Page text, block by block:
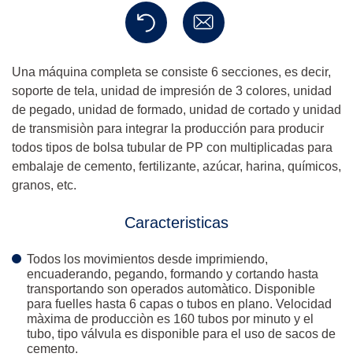
Una máquina completa se consiste 6 secciones, es decir,
soporte de tela, unidad de impresión de 3 colores, unidad
de pegado, unidad de formado, unidad de cortado y unidad
de transmisiòn para integrar la producción para producir
todos tipos de bolsa tubular de PP con multiplicadas para
embalaje de cemento, fertilizante, azúcar, harina, químicos,
granos, etc.
Caracteristicas
Todos los movimientos desde imprimiendo,
encuaderando, pegando, formando y cortando hasta
transportando son operados automàtico. Disponible
para fuelles hasta 6 capas o tubos en plano. Velocidad
màxima de producciòn es 160 tubos por minuto y el
tubo, tipo válvula es disponible para el uso de sacos de
cemento.